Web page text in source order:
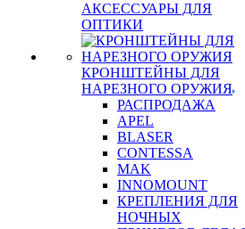
АКСЕССУАРЫ ДЛЯ
ОПТИКИ
КРОНШТЕЙНЫ ДЛЯ
НАРЕЗНОГО ОРУЖИЯ
РАСПРОДАЖА
APEL
BLASER
CONTESSA
MAK
INNOMOUNT
КРЕПЛЕНИЯ ДЛЯ
НОЧНЫХ